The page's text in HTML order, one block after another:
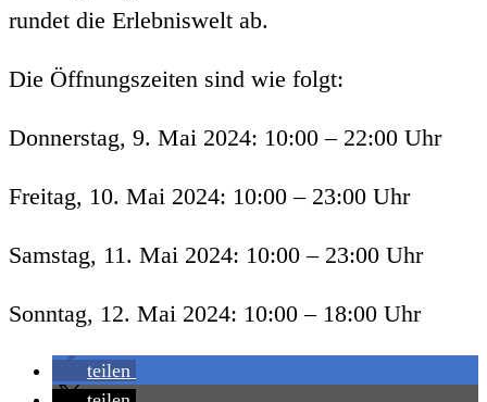
rundet die Erlebniswelt ab.
Die Öffnungszeiten sind wie folgt:
Donnerstag, 9. Mai 2024: 10:00 – 22:00 Uhr
Freitag, 10. Mai 2024: 10:00 – 23:00 Uhr
Samstag, 11. Mai 2024: 10:00 – 23:00 Uhr
Sonntag, 12. Mai 2024: 10:00 – 18:00 Uhr
teilen